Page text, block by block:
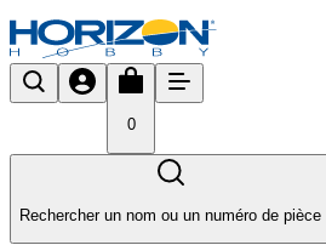
0
Rechercher un nom ou un numéro de pièce